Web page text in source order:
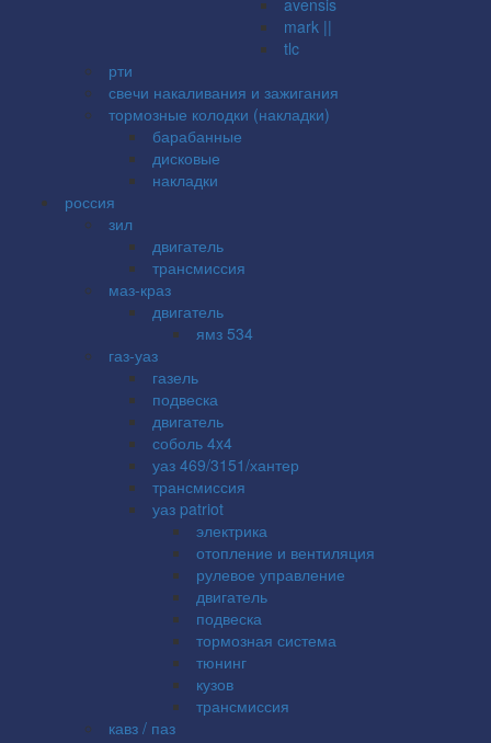
mark ||
tlc
рти
свечи накаливания и зажигания
тормозные колодки (накладки)
барабанные
дисковые
накладки
россия
зил
двигатель
трансмиссия
маз-краз
двигатель
ямз 534
газ-уаз
газель
подвеска
двигатель
соболь 4x4
уаз 469/3151/хантер
трансмиссия
уаз patriot
электрика
отопление и вентиляция
рулевое управление
двигатель
подвеска
тормозная система
тюнинг
кузов
трансмиссия
кавз / паз